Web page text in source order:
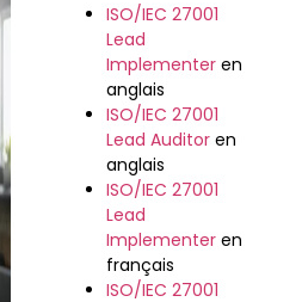
ISO/IEC 27001
Lead
Implementer en
anglais
ISO/IEC 27001
Lead Auditor en
anglais
ISO/IEC 27001
Lead
Implementer en
français
ISO/IEC 27001